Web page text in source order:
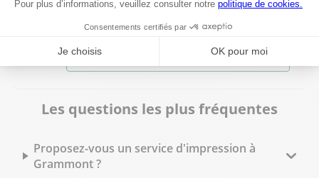
Fermé actuellement
071 72 52 56
Voir plus
Les questions les plus fréquentes
Proposez-vous un service d'impression à
Grammont ?